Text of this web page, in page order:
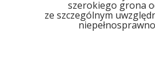
szerokiego grona
ze szczególnym